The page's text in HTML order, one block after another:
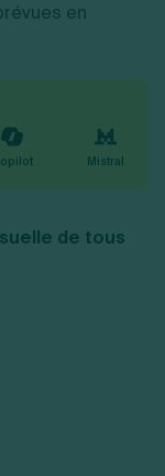
en
Mistral
de tous